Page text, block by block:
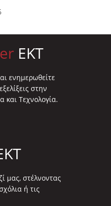
EKT
ενημερωθείτε
στην
και Τεχνολογία.
μας, στέλνοντας
ή τις